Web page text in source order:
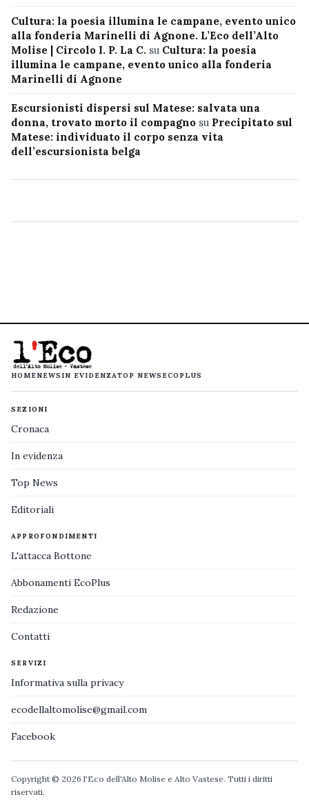
Cultura: la poesia illumina le campane, evento unico
alla fonderia Marinelli di Agnone. L’Eco dell’Alto
Molise | Circolo I. P. La C. su Cultura: la poesia
illumina le campane, evento unico alla fonderia
Marinelli di Agnone
Escursionisti dispersi sul Matese: salvata una
donna, trovato morto il compagno su Precipitato sul
Matese: individuato il corpo senza vita
dell’escursionista belga
HOMENEWS IN EVIDENZATOP NEWS ECOPLUS
SEZIONI
Cronaca
In evidenza
Top News
Editoriali
APPROFONDIMENTI
L'attacca Bottone
Abbonamenti EcoPlus
Redazione
Contatti
SERVIZI
Informativa sulla privacy
ecodellaltomolise@gmail.com
Facebook
Copyright © 2026 l'Eco dell'Alto Molise e Alto Vastese. Tutti i diritti
riservati.